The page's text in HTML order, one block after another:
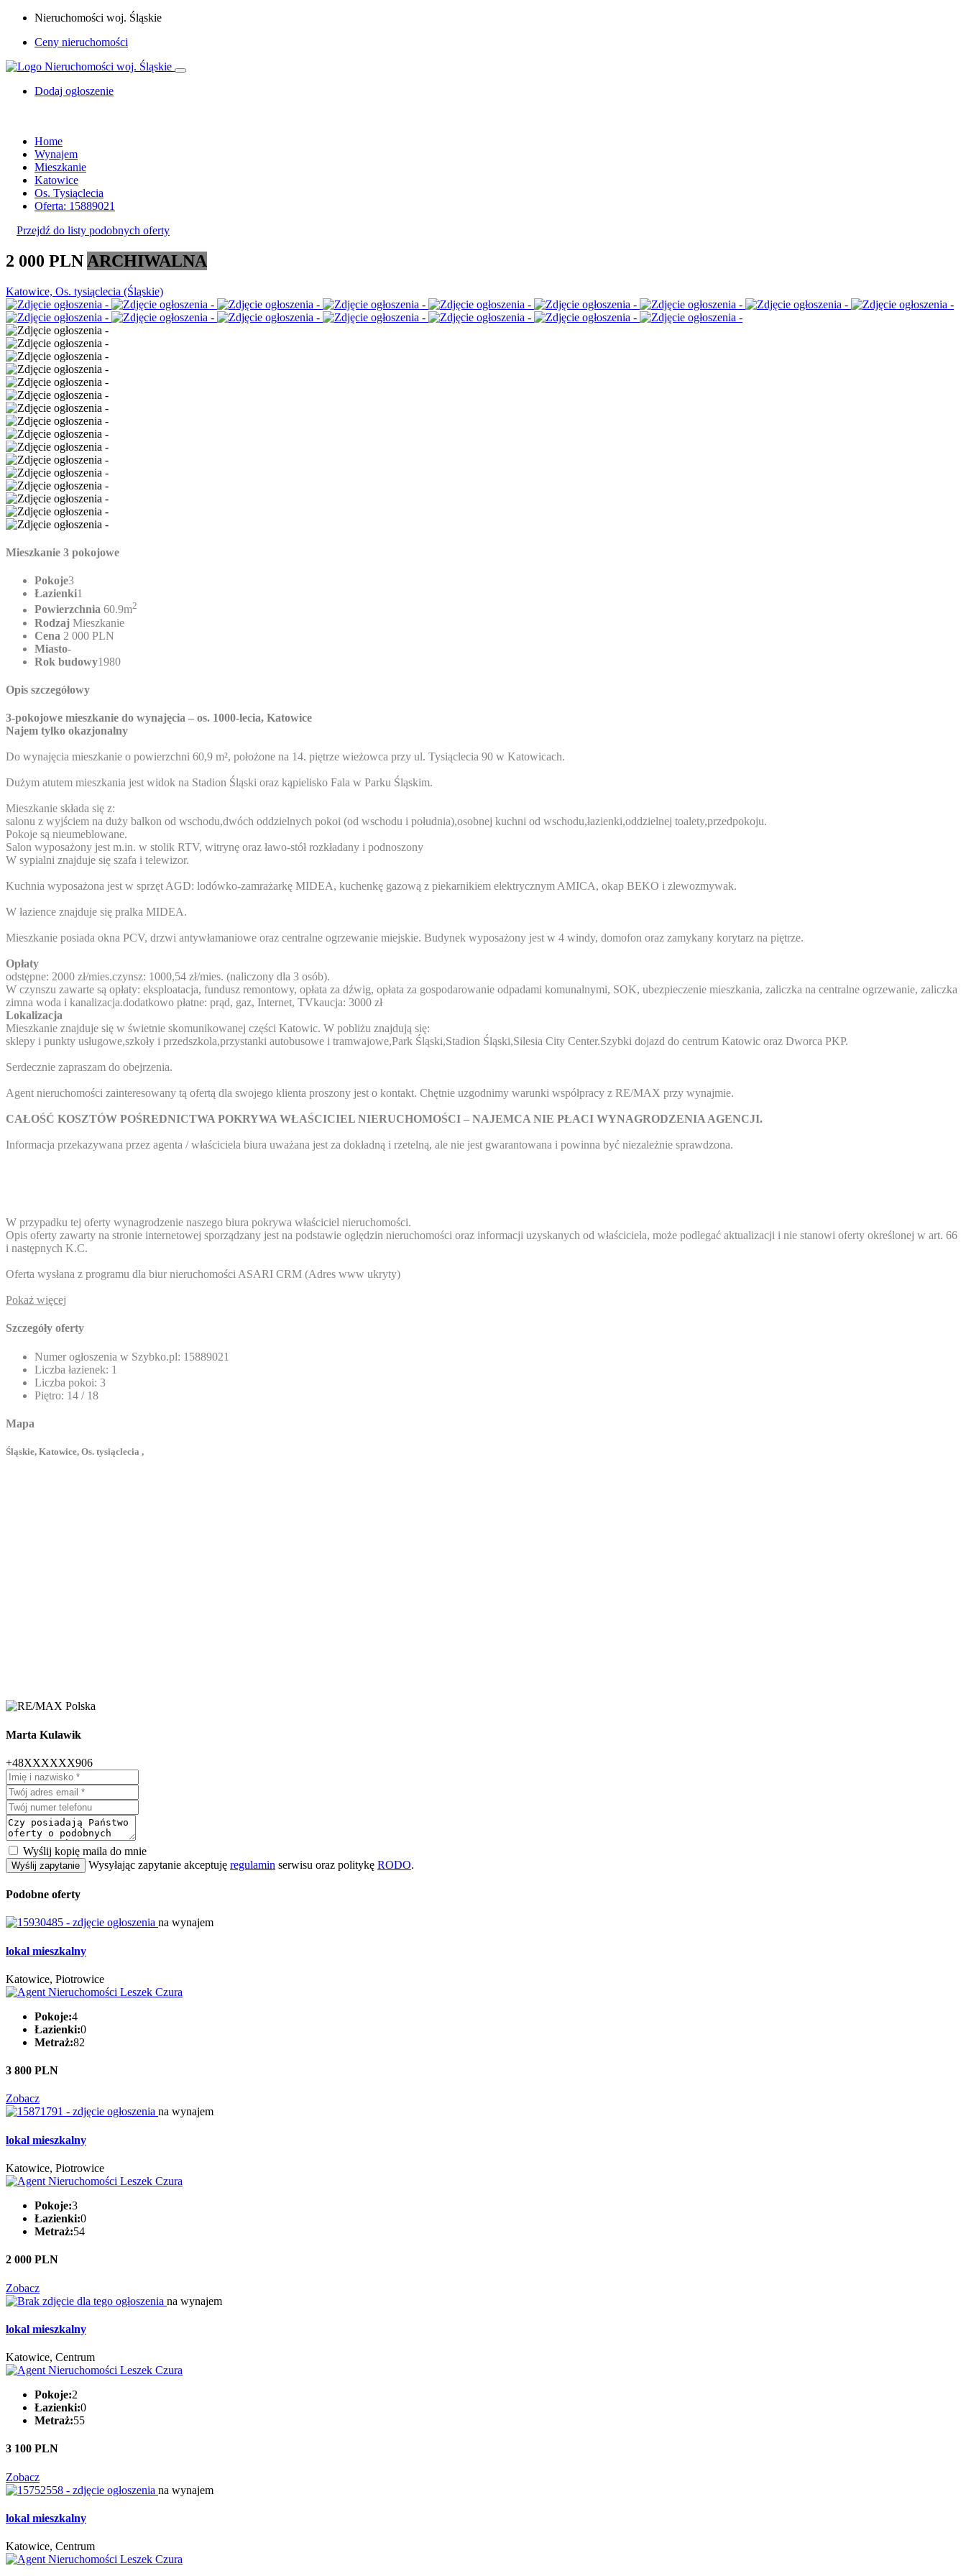
Nieruchomości woj. Śląskie
Ceny nieruchomości
Dodaj ogłoszenie
Home
Wynajem
Mieszkanie
Katowice
Os. Tysiąclecia
Oferta: 15889021
Przejdź do listy podobnych oferty
2 000 PLN ARCHIWALNA
Katowice, Os. tysiąclecia (Śląskie)
Mieszkanie 3 pokojowe
Pokoje3
Łazienki1
Powierzchnia 60.9m2
Rodzaj Mieszkanie
Cena 2 000 PLN
Miasto-
Rok budowy1980
Opis szczegółowy
3-pokojowe mieszkanie do wynajęcia – os. 1000-lecia, Katowice
Najem tylko okazjonalny
Do wynajęcia mieszkanie o powierzchni 60,9 m², położone na 14. piętrze wieżowca przy ul. Tysiąclecia 90 w Katowicach.
Dużym atutem mieszkania jest widok na Stadion Śląski oraz kąpielisko Fala w Parku Śląskim.
Mieszkanie składa się z:
salonu z wyjściem na duży balkon od wschodu,dwóch oddzielnych pokoi (od wschodu i południa),osobnej kuchni od wschodu,łazienki,oddzielnej toalety,przedpokoju.
Pokoje są nieumeblowane.
Salon wyposażony jest m.in. w stolik RTV, witrynę oraz ławo-stół rozkładany i podnoszony
W sypialni znajduje się szafa i telewizor.
Kuchnia wyposażona jest w sprzęt AGD: lodówko-zamrażarkę MIDEA, kuchenkę gazową z piekarnikiem elektrycznym AMICA, okap BEKO i zlewozmywak.
W łazience znajduje się pralka MIDEA.
Mieszkanie posiada okna PCV, drzwi antywłamaniowe oraz centralne ogrzewanie miejskie. Budynek wyposażony jest w 4 windy, domofon oraz zamykany korytarz na piętrze.
Opłaty
odstępne: 2000 zł/mies.czynsz: 1000,54 zł/mies. (naliczony dla 3 osób).
W czynszu zawarte są opłaty: eksploatacja, fundusz remontowy, opłata za dźwig, opłata za gospodarowanie odpadami komunalnymi, SOK, ubezpieczenie mieszkania, zaliczka na centralne ogrzewanie, zaliczka
zimna woda i kanalizacja.dodatkowo płatne: prąd, gaz, Internet, TVkaucja: 3000 zł
Lokalizacja
Mieszkanie znajduje się w świetnie skomunikowanej części Katowic. W pobliżu znajdują się:
sklepy i punkty usługowe,szkoły i przedszkola,przystanki autobusowe i tramwajowe,Park Śląski,Stadion Śląski,Silesia City Center.Szybki dojazd do centrum Katowic oraz Dworca PKP.
Serdecznie zapraszam do obejrzenia.
Agent nieruchomości zainteresowany tą ofertą dla swojego klienta proszony jest o kontakt. Chętnie uzgodnimy warunki współpracy z RE/MAX przy wynajmie.
CAŁOŚĆ KOSZTÓW POŚREDNICTWA POKRYWA WŁAŚCICIEL NIERUCHOMOŚCI – NAJEMCA NIE PŁACI WYNAGRODZENIA AGENCJI.
Informacja przekazywana przez agenta / właściciela biura uważana jest za dokładną i rzetelną, ale nie jest gwarantowana i powinna być niezależnie sprawdzona.
W przypadku tej oferty wynagrodzenie naszego biura pokrywa właściciel nieruchomości.
Opis oferty zawarty na stronie internetowej sporządzany jest na podstawie oględzin nieruchomości oraz informacji uzyskanych od właściciela, może podlegać aktualizacji i nie stanowi oferty określonej w art. 66
i następnych K.C.
Oferta wysłana z programu dla biur nieruchomości ASARI CRM (Adres www ukryty)
Pokaż więcej
Szczegóły oferty
Numer ogłoszenia w Szybko.pl: 15889021
Liczba łazienek: 1
Liczba pokoi: 3
Piętro: 14 / 18
Mapa
Śląskie, Katowice, Os. tysiąclecia ,
Marta Kulawik
+48XXXXXX906
Wyślij kopię maila do mnie
Wyślij zapytanie Wysyłając zapytanie akceptuję regulamin serwisu oraz politykę RODO.
Podobne oferty
na wynajem
lokal mieszkalny
Katowice, Piotrowice
Pokoje:4
Łazienki:0
Metraż:82
3 800 PLN
Zobacz
na wynajem
lokal mieszkalny
Katowice, Piotrowice
Pokoje:3
Łazienki:0
Metraż:54
2 000 PLN
Zobacz
na wynajem
lokal mieszkalny
Katowice, Centrum
Pokoje:2
Łazienki:0
Metraż:55
3 100 PLN
Zobacz
na wynajem
lokal mieszkalny
Katowice, Centrum